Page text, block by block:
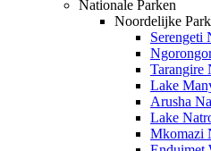
Nationale Parken
Noordelijke
Serengeti
Tarangire
Lake
Arusha
Lake
Mkomazi